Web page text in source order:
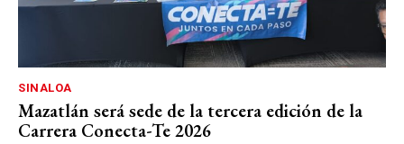
SINALOA
Mazatlán será sede de la tercera edición de la
Carrera Conecta-Te 2026